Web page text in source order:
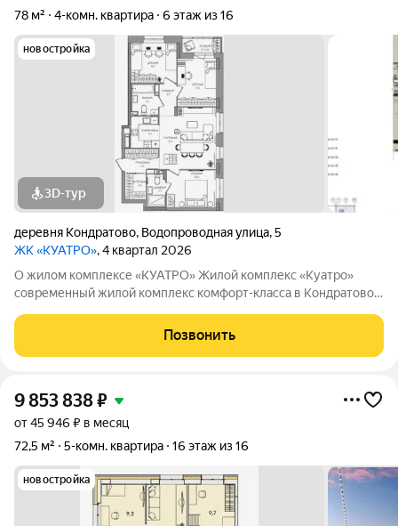
78 м²
4-комн. квартира 6 этаж из 16
новостройка
3D-тур
деревня Кондратово, Водопроводная улица,5
ЖК «КУАТРО», 4 квартал 2026
О жилом комплексе «КУАТРО» Жилой комплекс «Куатро»
современный жилой комплекс комфорт-класса в Кондратово,
Шесть секций объединены общей архитектурой, закрытым
двор-садом на стилобате и
Позвонить
9 853 838₽
от 45 946 ₽ в месяц
72,5 м²
5-комн. квартира 16 этаж из 16
новостройка